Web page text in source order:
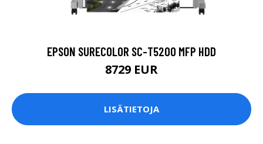
EPSON SURECOLOR SC-T5200 MFP HDD
8729 EUR
LISÄTIETOJA